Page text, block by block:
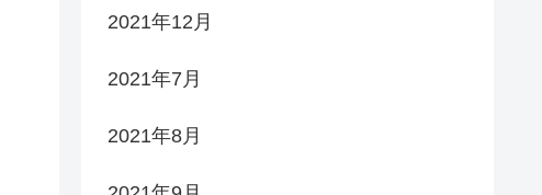
2021年12月
2021年7月
2021年8月